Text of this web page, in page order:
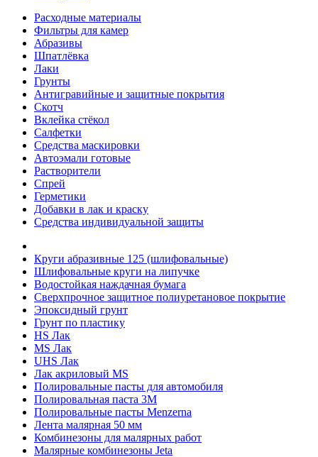
Расходные материалы
Фильтры для камер
Абразивы
Шпатлёвка
Лаки
Грунты
Антигравийные и защитные покрытия
Скотч
Вклейка стёкол
Салфетки
Средства маскировки
Автоэмали готовые
Растворители
Спрей
Герметики
Добавки в лак и краску
Средства индивидуальной защиты
Круги абразивные 125 (шлифовальные)
Шлифовальные круги на липучке
Водостойкая наждачная бумага
Сверхпрочное защитное полиуретановое покрытие
Эпоксидный грунт
Грунт по пластику
HS Лак
MS Лак
UHS Лак
Лак акриловый MS
Полировальные пасты для автомобиля
Полировальная паста 3М
Полировальные пасты Menzerna
Лента малярная 50 мм
Комбинезоны для малярных работ
Малярные комбинезоны Jeta